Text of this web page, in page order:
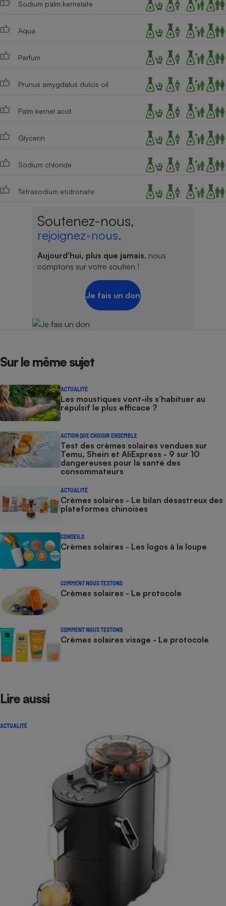
Sodium palm kernelate
Aqua
Parfum
Prunus amygdalus dulcis oil
Palm kernel acid
Glycerin
Sodium chloride
Tetrasodium etidronate
Soutenez-nous,
rejoignez-nous,
Aujourd'hui, plus que jamais, nous
comptons sur votre soutien !
Je fais un don
Sur le même sujet
ACTUALITÉ
Les moustiques vont-ils s’habituer au
répulsif le plus efficace ?
ACTION QUE CHOISIR ENSEMBLE
Test des crèmes solaires vendues sur
Temu, Shein et AliExpress - 9 sur 10
dangereuses pour la santé des
consommateurs
ACTUALITÉ
Crèmes solaires - Le bilan désastreux des
plateformes chinoises
CONSEILS
Crèmes solaires - Les logos à la loupe
COMMENT NOUS TESTONS
Crèmes solaires - Le protocole
COMMENT NOUS TESTONS
Crèmes solaires visage - Le protocole
Lire aussi
ACTUALITÉ
Plaque de cuisson à
induction
Climatiseur -
Ventilateur
Téléphone mobile -
Smartphone
Antivirus
Ventilateur